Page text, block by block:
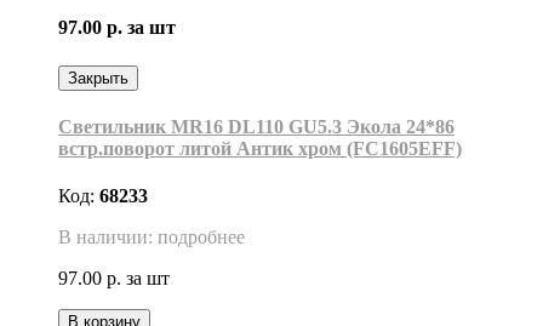
97.00 р. за шт
Закрыть
Светильник MR16 DL110 GU5.3 Экола 24*86
встр.поворот литой Антик хром (FC1605EFF)
Код: 68233
В наличии: подробнее
97.00 р. за шт
В корзину